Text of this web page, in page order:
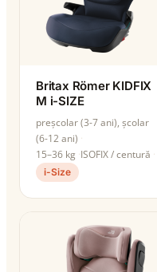
Britax Römer KIDFIX
M i-SIZE
preșcolar (3-7 ani), școlar
(6-12 ani)
15–36 kg ISOFIX / centură
i-Size